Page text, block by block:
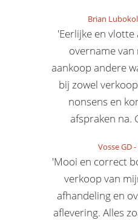
Brian
'Eerlijke en
overname van
aankoop andere
bij zowel
nonsens en
afspraken na.
Vosse GD-
'Mooi en correct
verkoop van
afhandeling en
aflevering. Alles